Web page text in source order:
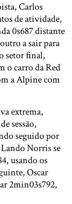
Carlos
de atividade,
0s687 distante
a sair para
setor final,
o carro da Red
a Alpine com
extrema,
sessão,
seguido por
Norris se
usando os
Oscar
2min03s792,